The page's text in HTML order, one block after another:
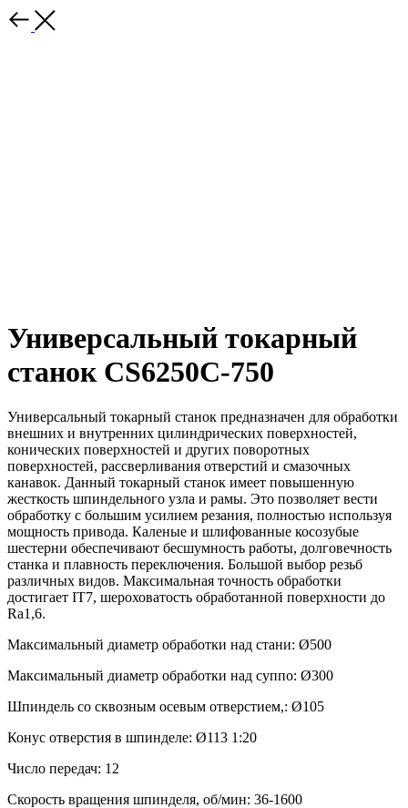
Универсальный токарный
станок CS6250С-750
Универсальный токарный станок предназначен для обработки
внешних и внутренних цилиндрических поверхностей,
конических поверхностей и других поворотных
поверхностей, рассверливания отверстий и смазочных
канавок. Данный токарный станок имеет повышенную
жесткость шпиндельного узла и рамы. Это позволяет вести
обработку с большим усилием резания, полностью используя
мощность привода. Каленые и шлифованные косозубые
шестерни обеспечивают бесшумность работы, долговечность
станка и плавность переключения. Большой выбор резьб
различных видов. Максимальная точность обработки
достигает IT7, шероховатость обработанной поверхности до
Ra1,6.
Максимальный диаметр обработки над стани: Ø500
Максимальный диаметр обработки над суппо: Ø300
Шпиндель со сквозным осевым отверстием,: Ø105
Конус отверстия в шпинделе: Ø113 1:20
Число передач: 12
Скорость вращения шпинделя, об/мин: 36-1600